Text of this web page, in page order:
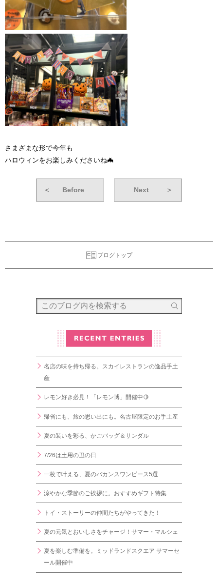
さまざまな形で今年も
ハロウィンをお楽しみくださいね🦇
＜ Before Next ＞
ブログトップ
名店の味を持ち帰る。スカイレストランの逸品手土
産
レモン好き必見！「レモン博」開催中🍋
帰省にも、旅の思い出にも。名古屋限定のお手土産
夏の装いを彩る、かごバッグ＆サンダル
7/26は土用の丑の日
一枚で叶える、夏のバカンスワンピース5選
涼やかな季節のご挨拶に。おすすめギフト特集
トイ・ストーリーの仲間たちがやってきた！
夏の元気とおいしさをチャージ！サマー・マルシェ
夏を楽しむ準備を。ミッドランドスクエア サマーセ
ール開催中